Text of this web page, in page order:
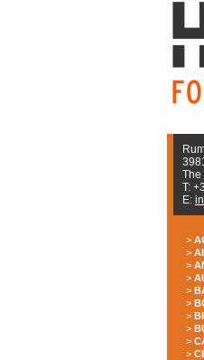
The
T:
E:
>
>
>
>
>
>
>
>
>
>